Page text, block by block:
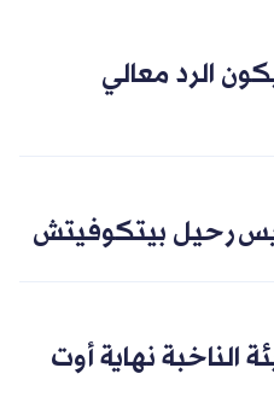
الرد معالي
رحيل بيتكوفيتش
الناخبة نهاية أوت